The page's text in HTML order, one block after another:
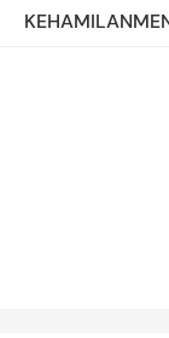
KEHAMILAN